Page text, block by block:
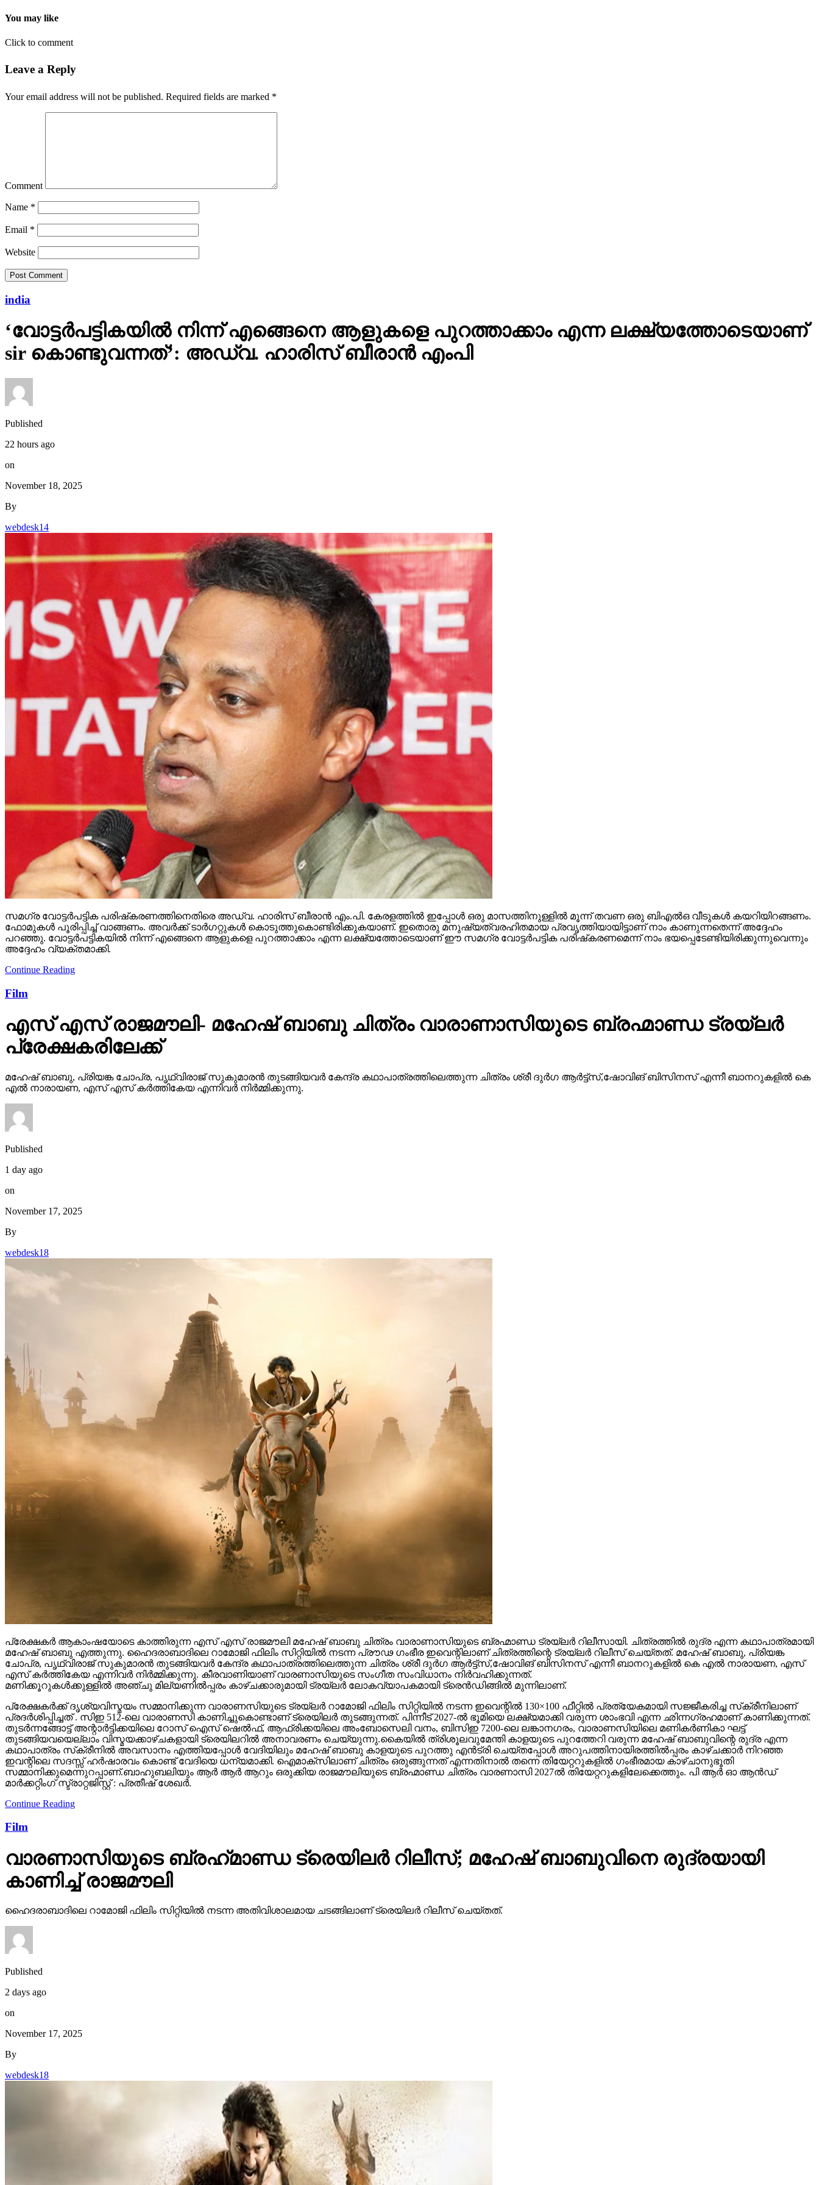
You may like
Click to comment
Leave a Reply
Your email address will not be published. Required fields are marked *
Comment
Name *
Email *
Website
india
‘വോട്ടര്‍പട്ടികയില്‍ നിന്ന് എങ്ങെനെ ആളുകളെ പുറത്താക്കാം എന്ന ലക്ഷ്യത്തോടെയാണ്
sir കൊണ്ടുവന്നത്’: അഡ്വ. ഹാരിസ് ബീരാൻ എംപി
Published
22 hours ago
on
November 18, 2025
By
webdesk14
സമഗ്ര വോട്ടര്‍പട്ടിക പരിഷ്‌കരണത്തിനെതിരെ അഡ്വ. ഹാരിസ് ബീരാന്‍ എം.പി. കേരളത്തില്‍ ഇപ്പോള്‍ ഒരു മാസത്തിനുള്ളില്‍ മൂന്ന് തവണ ഒരു ബിഎല്‍ഒ വീടുകള്‍ കയറിയിറങ്ങണം.
ഫോമുകള്‍ പൂരിപ്പിച്ച് വാങ്ങണം. അവര്‍ക്ക് ടാര്‍ഗറ്റുകള്‍ കൊടുത്തുകൊണ്ടിരിക്കുകയാണ്. ഇതൊരു മനുഷ്യത്വരഹിതമായ പ്രവൃത്തിയായിട്ടാണ് നാം കാണുന്നതെന്ന് അദ്ദേഹം
പറഞ്ഞു. വോട്ടര്‍പട്ടികയില്‍ നിന്ന് എങ്ങെനെ ആളുകളെ പുറത്താക്കാം എന്ന ലക്ഷ്യത്തോടെയാണ് ഈ സമഗ്ര വോട്ടര്‍പട്ടിക പരിഷ്‌കരണമെന്ന് നാം ഭയപ്പെടേണ്ടിയിരിക്കുന്നുവെന്നും
അദ്ദേഹം വ്യക്തമാക്കി.
Continue Reading
Film
എസ് എസ് രാജമൗലി- മഹേഷ് ബാബു ചിത്രം വാരാണാസിയുടെ ബ്രഹ്മാണ്ഡ ട്രയ്ലർ
പ്രേക്ഷകരിലേക്ക്
മഹേഷ് ബാബു, പ്രിയങ്ക ചോപ്ര, പൃഥ്വിരാജ് സുകുമാരൻ തുടങ്ങിയവർ കേന്ദ്ര കഥാപാത്രത്തിലെത്തുന്ന ചിത്രം ശ്രീ ദുർഗ ആർട്ട്സ്,ഷോവിങ് ബിസിനസ് എന്നീ ബാനറുകളിൽ കെ
എൽ നാരായണ, എസ് എസ് കർത്തികേയ എന്നിവർ നിർമ്മിക്കുന്നു.
Published
1 day ago
on
November 17, 2025
By
webdesk18
പ്രേക്ഷകർ ആകാംഷയോടെ കാത്തിരുന്ന എസ് എസ് രാജമൗലി മഹേഷ് ബാബു ചിത്രം വാരാണാസിയുടെ ബ്രഹ്മാണ്ഡ ട്രയ്ലർ റിലീസായി. ചിത്രത്തിൽ രുദ്ര എന്ന കഥാപാത്രമായി
മഹേഷ് ബാബു എത്തുന്നു. ഹൈദരാബാദിലെ റാമോജി ഫിലിം സിറ്റിയിൽ നടന്ന പ്രൗഢ ഗംഭീര ഇവെന്റിലാണ് ചിത്രത്തിന്റെ ട്രയ്ലർ റിലീസ് ചെയ്തത്. മഹേഷ് ബാബു, പ്രിയങ്ക
ചോപ്ര, പൃഥ്വിരാജ് സുകുമാരൻ തുടങ്ങിയവർ കേന്ദ്ര കഥാപാത്രത്തിലെത്തുന്ന ചിത്രം ശ്രീ ദുർഗ ആർട്ട്സ്,ഷോവിങ് ബിസിനസ് എന്നീ ബാനറുകളിൽ കെ എൽ നാരായണ, എസ്
എസ് കർത്തികേയ എന്നിവർ നിർമ്മിക്കുന്നു. കീരവാണിയാണ് വാരണാസിയുടെ സംഗീത സംവിധാനം നിർവഹിക്കുന്നത്.
മണിക്കൂറുകൾക്കുള്ളിൽ അഞ്ചു മില്യണിൽപ്പരം കാഴ്ചക്കാരുമായി ട്രയ്ലർ ലോകവ്യാപകമായി ട്രെൻഡിങ്ങിൽ മുന്നിലാണ്.
പ്രേക്ഷകർക്ക് ദൃശ്യവിസ്മയം സമ്മാനിക്കുന്ന വാരാണസിയുടെ ട്രയ്ലർ റാമോജി ഫിലിം സിറ്റിയിൽ നടന്ന ഇവെന്റിൽ 130×100 ഫീറ്റിൽ പ്രത്യേകമായി സജ്ജീകരിച്ച സ്‌ക്രീനിലാണ്
പ്രദർശിപ്പിച്ചത് . സിഇ 512-ലെ വാരാണസി കാണിച്ചുകൊണ്ടാണ് ട്രെയിലര്‍ തുടങ്ങുന്നത്. പിന്നീട് 2027-ല്‍ ഭൂമിയെ ലക്ഷ്യമാക്കി വരുന്ന ശാംഭവി എന്ന ഛിന്നഗ്രഹമാണ് കാണിക്കുന്നത്.
തുടര്‍ന്നങ്ങോട്ട് അന്റാര്‍ട്ടിക്കയിലെ റോസ് ഐസ് ഷെല്‍ഫ്, ആഫ്രിക്കയിലെ അംബോസെലി വനം, ബിസിഇ 7200-ലെ ലങ്കാനഗരം, വാരാണസിയിലെ മണികര്‍ണികാ ഘട്ട്
തുടങ്ങിയവയെല്ലാം വിസ്മയക്കാഴ്ചകളായി ട്രെയിലറില്‍ അനാവരണം ചെയ്യുന്നു.കൈയില്‍ ത്രിശൂലവുമേന്തി കാളയുടെ പുറത്തേറി വരുന്ന മഹേഷ് ബാബുവിന്റെ രുദ്ര എന്ന
കഥാപാത്രം സ്‌ക്രീനിൽ അവസാനം എത്തിയപ്പോൾ വേദിയിലും മഹേഷ് ബാബു കാളയുടെ പുറത്തു എൻട്രി ചെയ്തപ്പോൾ അറുപത്തിനായിരത്തിൽപ്പരം കാഴ്ചക്കാർ നിറഞ്ഞ
ഇവന്റിലെ സദസ്സ് ഹർഷാരവം കൊണ്ട് വേദിയെ ധന്യമാക്കി. ഐമാക്‌സിലാണ് ചിത്രം ഒരുങ്ങുന്നത് എന്നതിനാല്‍ തന്നെ തിയേറ്ററുകളില്‍ ഗംഭീരമായ കാഴ്ചാനുഭൂതി
സമ്മാനിക്കുമെന്നുറപ്പാണ്.ബാഹുബലിയും ആർ ആർ ആറും ഒരുക്കിയ രാജമൗലിയുടെ ബ്രഹ്മാണ്ഡ ചിത്രം വാരണാസി 2027ൽ തിയേറ്ററുകളിലേക്കെത്തും. പി ആർ ഓ ആൻഡ്
മാർക്കറ്റിംഗ് സ്ട്രാറ്റജിസ്റ്റ് : പ്രതീഷ് ശേഖർ.
Continue Reading
Film
വാരണാസിയുടെ ബ്രഹ്‌മാണ്ഡ ട്രെയിലര്‍ റിലീസ്; മഹേഷ് ബാബുവിനെ രുദ്രയായി
കാണിച്ച് രാജമൗലി
ഹൈദരാബാദിലെ റാമോജി ഫിലിം സിറ്റിയില്‍ നടന്ന അതിവിശാലമായ ചടങ്ങിലാണ് ട്രെയിലര്‍ റിലീസ് ചെയ്തത്.
Published
2 days ago
on
November 17, 2025
By
webdesk18